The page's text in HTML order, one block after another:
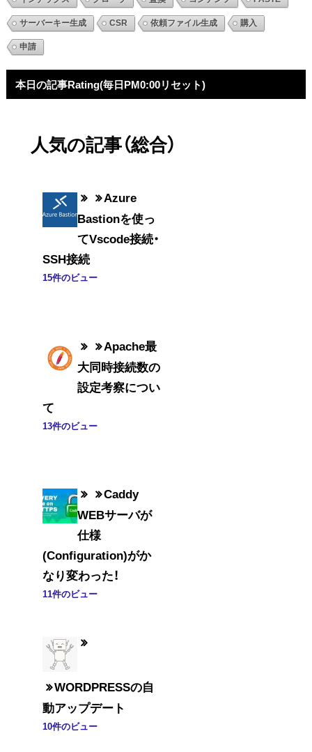
サーバーキー生成 CSR 依頼ファイル生成 購入
申請
本日の記事Rating(毎日PM0:00リセット)
人気の記事（総合）
Azure
Bastionを使っ
てVscode接続・
SSH接続
15件のビュー
Apache最
大同時接続数の
設定考察につい
て
13件のビュー
Caddy
WEBサーバが
仕様
(Configuration)がか
なり変わった！
11件のビュー
WORDPRESSの自
動アップデート
10件のビュー